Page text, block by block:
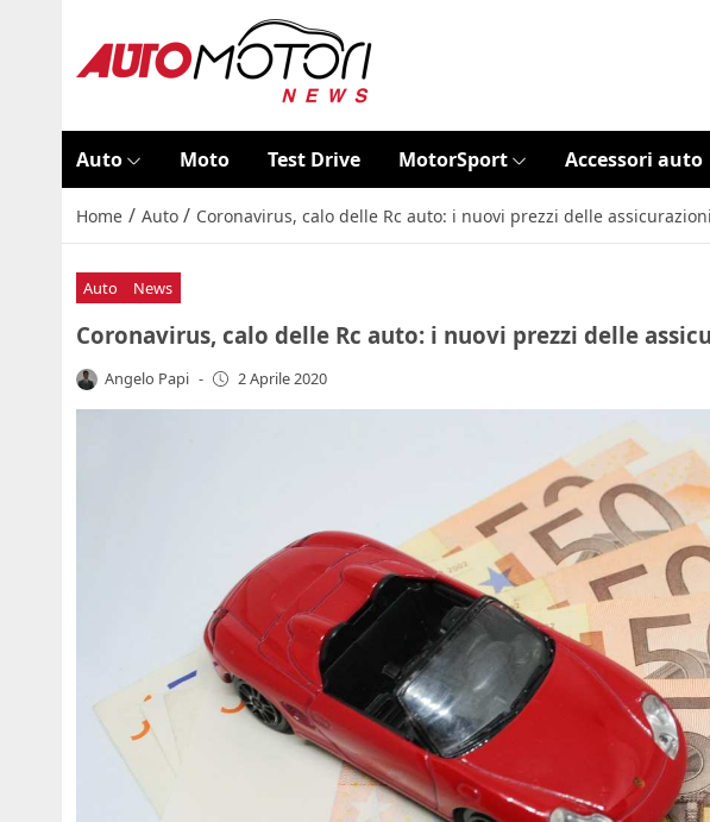
Auto Moto Test Drive MotorSport Accessori auto
Home / Auto / Coronavirus, calo delle Rc auto: i nuovi prezzi delle assicurazioni
Auto News
Coronavirus, calo delle Rc auto: i nuovi prezzi delle
Angelo Papi - 2 Aprile 2020